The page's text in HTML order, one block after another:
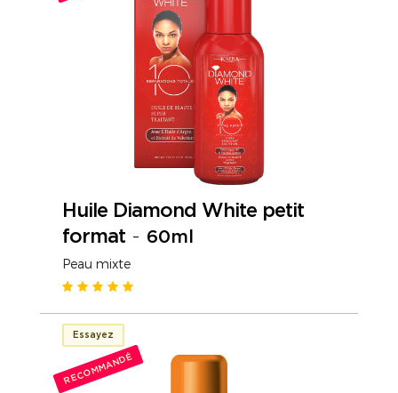
Huile Diamond White petit
format- 60ml
Peau mixte
Essayez
RECOMMANDÉ